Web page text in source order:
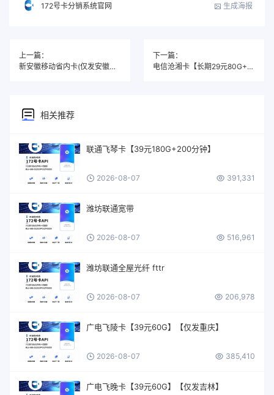
172号卡分销系统官网 生成海报
上一篇：
新安徽移动省内卡(仅发安徽省内)（今日下午14点下架）
下一篇：
电信沧湘卡【长期29元80G+视频会员】
相关推荐
联通飞琴卡【39元180G+200分钟】
2026-08-07 391,331
潍坊联通宽带
2026-08-07 516,961
潍坊联通全屋光纤 fttr
2026-08-07 206,978
广电飞陵卡【39元60G】【仅发重庆】
2026-08-07 385,410
广电飞晚卡【39元60G】【仅发吉林】